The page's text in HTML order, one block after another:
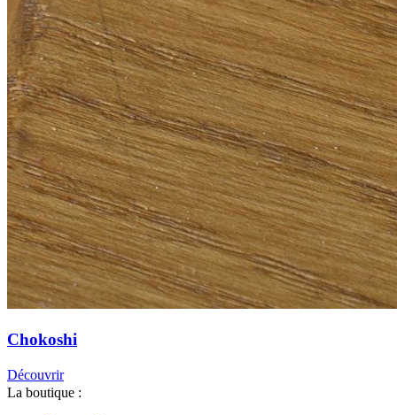
Chokoshi
Découvrir
La boutique :